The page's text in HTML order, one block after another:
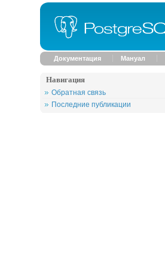
Документация Мануал
Навигация
Обратная связь
Последние публикации